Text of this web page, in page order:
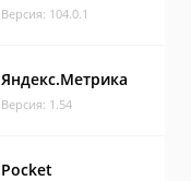
Версия: 104.0.1
Яндекс.Метрика
Версия: 1.54
Pocket